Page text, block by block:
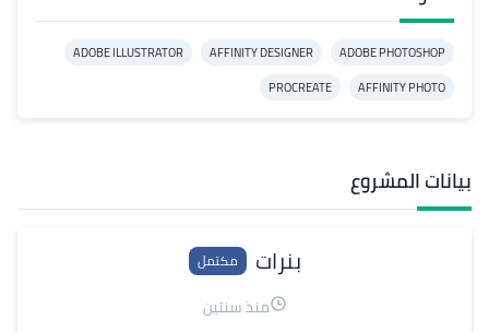
ADOBE PHOTOSHOP
AFFINITY DESIGNER
ADOBE ILLUSTRATOR
AFFINITY PHOTO
PROCREATE
بيانات المشروع
بنرات مكتمل
منذ سنتين